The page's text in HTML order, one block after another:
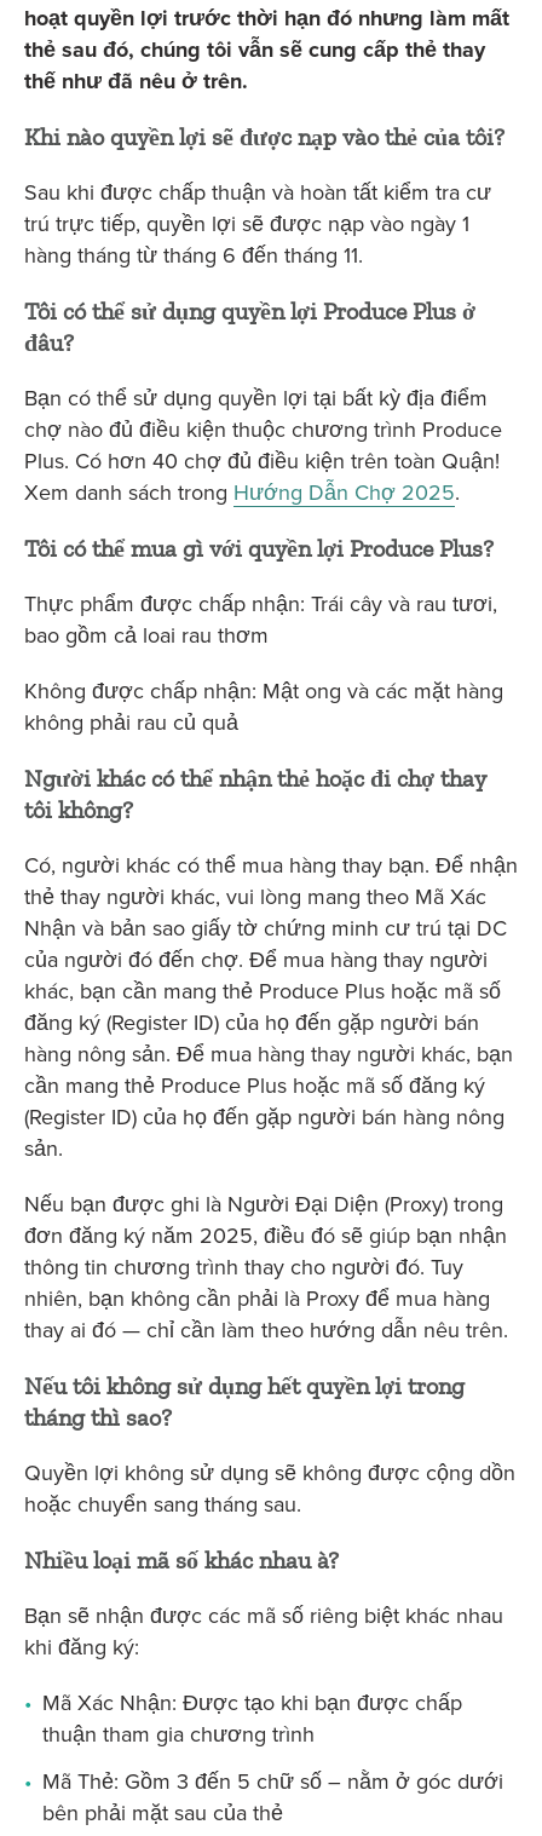
hoạt quyền lợi trước thời hạn đó nhưng làm mất
thẻ sau đó, chúng tôi vẫn sẽ cung cấp thẻ thay
thế như đã nêu ở trên.
Khi nào quyền lợi sẽ được nạp vào thẻ của tôi?
Sau khi được chấp thuận và hoàn tất kiểm tra cư
trú trực tiếp, quyền lợi sẽ được nạp vào ngày 1
hàng tháng từ tháng 6 đến tháng 11.
Tôi có thể sử dụng quyền lợi Produce Plus ở
đâu?
Bạn có thể sử dụng quyền lợi tại bất kỳ địa điểm
chợ nào đủ điều kiện thuộc chương trình Produce
Plus. Có hơn 40 chợ đủ điều kiện trên toàn Quận!
Xem danh sách trong Hướng Dẫn Chợ 2025.
Tôi có thể mua gì với quyền lợi Produce Plus?
Thực phẩm được chấp nhận: Trái cây và rau tươi,
bao gồm cả loai rau thơm
Không được chấp nhận: Mật ong và các mặt hàng
không phải rau củ quả
Người khác có thể nhận thẻ hoặc đi chợ thay
tôi không?
Có, người khác có thể mua hàng thay bạn. Để nhận
thẻ thay người khác, vui lòng mang theo Mã Xác
Nhận và bản sao giấy tờ chứng minh cư trú tại DC
của người đó đến chợ. Để mua hàng thay người
khác, bạn cần mang thẻ Produce Plus hoặc mã số
đăng ký (Register ID) của họ đến gặp người bán
hàng nông sản. Để mua hàng thay người khác, bạn
cần mang thẻ Produce Plus hoặc mã số đăng ký
(Register ID) của họ đến gặp người bán hàng nông
sản.
Nếu bạn được ghi là Người Đại Diện (Proxy) trong
đơn đăng ký năm 2025, điều đó sẽ giúp bạn nhận
thông tin chương trình thay cho người đó. Tuy
nhiên, bạn không cần phải là Proxy để mua hàng
thay ai đó — chỉ cần làm theo hướng dẫn nêu trên.
Nếu tôi không sử dụng hết quyền lợi trong
tháng thì sao?
Quyền lợi không sử dụng sẽ không được cộng dồn
hoặc chuyển sang tháng sau.
Nhiều loại mã số khác nhau à?
Bạn sẽ nhận được các mã số riêng biệt khác nhau
khi đăng ký:
Mã Xác Nhận: Được tạo khi bạn được chấp
thuận tham gia chương trình
Mã Thẻ: Gồm 3 đến 5 chữ số – nằm ở góc dưới
bên phải mặt sau của thẻ